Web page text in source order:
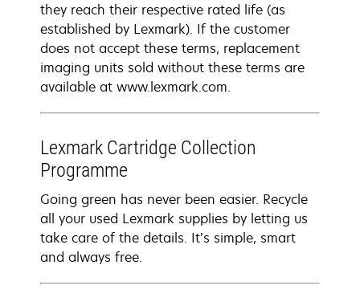
they reach their respective rated life (as
established by Lexmark). If the customer
does not accept these terms, replacement
imaging units sold without these terms are
available at www.lexmark.com.
Lexmark Cartridge Collection
Programme
Going green has never been easier. Recycle
all your used Lexmark supplies by letting us
take care of the details. It’s simple, smart
and always free.